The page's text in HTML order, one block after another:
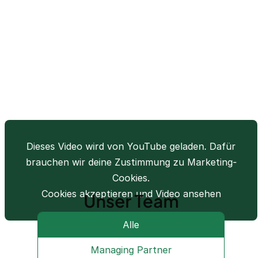
Dieses Video wird von YouTube geladen. Dafür
brauchen wir deine Zustimmung zu Marketing-
Cookies.
Cookies akzeptieren und Video ansehen
Unser Team
Alle
Managing Partner